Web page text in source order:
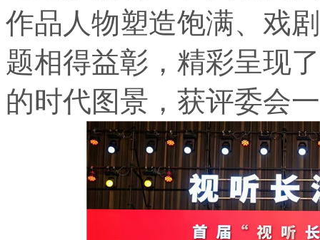
作品人物塑造饱满、戏
题相得益彰，精彩呈现
的时代图景，获评委会